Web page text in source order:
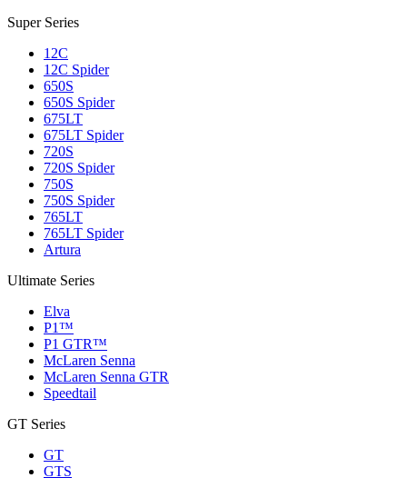
Super Series
12C
12C Spider
650S
650S Spider
675LT
675LT Spider
720S
720S Spider
750S
750S Spider
765LT
765LT Spider
Artura
Ultimate Series
Elva
P1™
P1 GTR™
McLaren Senna
McLaren Senna GTR
Speedtail
GT Series
GT
GTS